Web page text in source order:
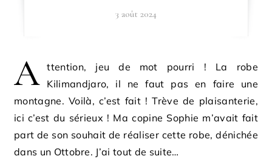
3 août 2024
A ttention, jeu de mot pourri ! La robe
Kilimandjaro, il ne faut pas en faire une
montagne. Voilà, c’est fait ! Trève de plaisanterie,
ici c’est du sérieux ! Ma copine Sophie m’avait fait
part de son souhait de réaliser cette robe, dénichée
dans un Ottobre. J’ai tout de suite…